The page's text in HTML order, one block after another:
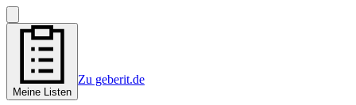
Meine Listen
Zu geberit.de